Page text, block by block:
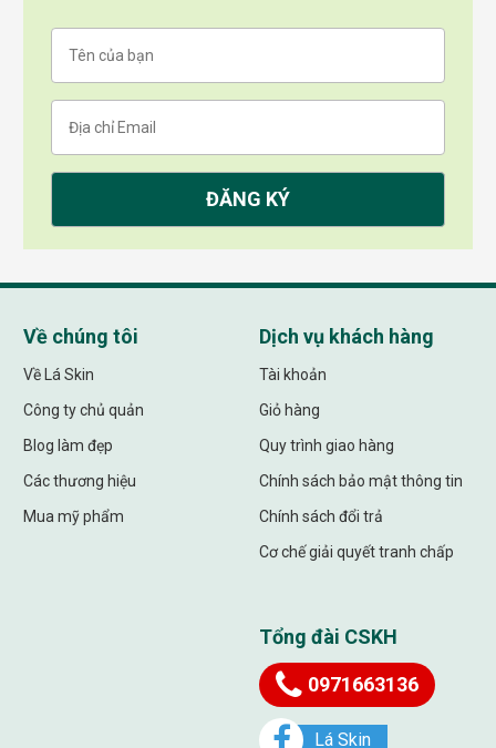
Về chúng tôi
Về Lá Skin
Công ty chủ quản
Blog làm đẹp
Các thương hiệu
Mua mỹ phẩm
Dịch vụ khách hàng
Tài khoản
Giỏ hàng
Quy trình giao hàng
Chính sách bảo mật thông tin
Chính sách đổi trả
Cơ chế giải quyết tranh chấp
Tổng đài CSKH
0971663136
Lá Skin